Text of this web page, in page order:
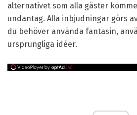
alternativet som alla gäster
undantag. Alla inbjudningar görs
du behöver använda fantasin,
ursprungliga idéer.